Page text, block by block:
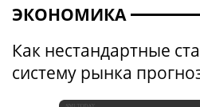
ЭКОНОМИКА
Как нестандартные
систему рынка